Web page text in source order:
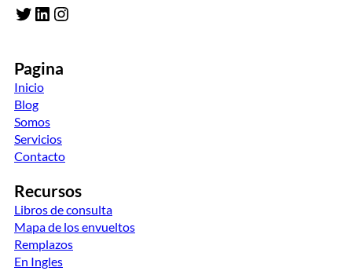
Twitter LinkedIn Instagram
Pagina
Inicio
Blog
Somos
Servicios
Contacto
Recursos
Libros de consulta
Mapa de los envueltos
Remplazos
En Ingles